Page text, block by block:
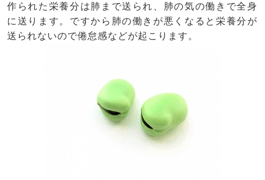
作られた栄養分は肺まで送られ、肺の気の働きで全身
に送ります。ですから肺の働きが悪くなると栄養分が
送られないので倦怠感などが起こります。